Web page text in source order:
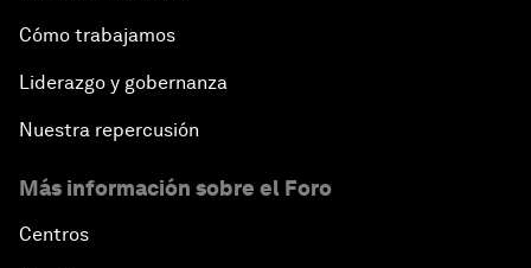
Cómo trabajamos
Liderazgo y gobernanza
Nuestra repercusión
Más información sobre el Foro
Centros